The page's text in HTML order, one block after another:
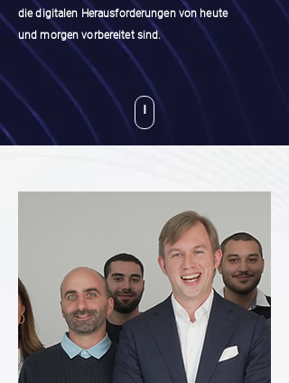
die digitalen Herausforderungen von heute
und morgen vorbereitet sind.
ˡ